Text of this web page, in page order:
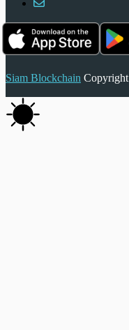
Siam Blockchain